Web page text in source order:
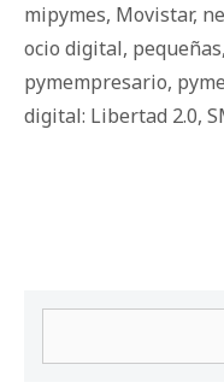
mipymes, Movistar,
ocio digital, pequeñas,
pymempresario,
digital: Libertad 2.0,